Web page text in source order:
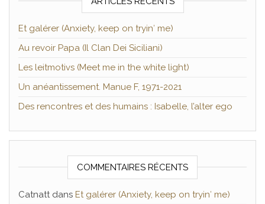
Et galérer (Anxiety, keep on tryin′ me)
Au revoir Papa (Il Clan Dei Siciliani)
Les leitmotivs (Meet me in the white light)
Un anéantissement. Manue F, 1971-2021
Des rencontres et des humains : Isabelle, l’alter ego
COMMENTAIRES RÉCENTS
Catnattdans Et galérer (Anxiety, keep on tryin′ me)